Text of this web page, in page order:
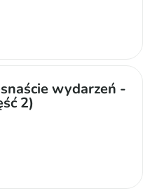
wydarzeń -
2)